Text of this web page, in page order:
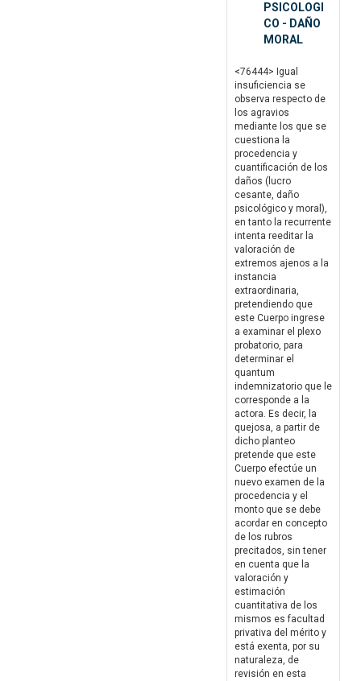
PSICOLOGI
CO - DAÑO
MORAL
<76444> Igual
insuficiencia se
observa respecto de
los agravios
mediante los que se
cuestiona la
procedencia y
cuantificación de los
daños (lucro
cesante, daño
psicológico y moral),
en tanto la recurrente
intenta reeditar la
valoración de
extremos ajenos a la
instancia
extraordinaria,
pretendiendo que
este Cuerpo ingrese
a examinar el plexo
probatorio, para
determinar el
quantum
indemnizatorio que le
corresponde a la
actora. Es decir, la
quejosa, a partir de
dicho planteo
pretende que este
Cuerpo efectúe un
nuevo examen de la
procedencia y el
monto que se debe
acordar en concepto
de los rubros
precitados, sin tener
en cuenta que la
valoración y
estimación
cuantitativa de los
mismos es facultad
privativa del mérito y
está exenta, por su
naturaleza, de
revisión en esta